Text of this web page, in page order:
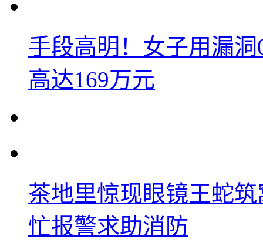
手段高明！女子用漏
高达169万元
茶地里惊现眼镜王蛇
忙报警求助消防